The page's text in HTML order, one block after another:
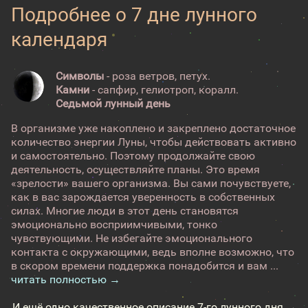
Подробнее о 7 дне лунного
календаря
Символы - роза ветров, петух.
Камни - сапфир, гелиотроп, коралл.
Седьмой лунный день
В организме уже накоплено и закреплено достаточное
количество энергии Луны, чтобы действовать активно
и самостоятельно. Поэтому продолжайте свою
деятельность, осуществляйте планы. Это время
«зрелости» вашего организма. Вы сами почувствуете,
как в вас зарождается уверенность в собственных
силах. Многие люди в этот день становятся
эмоционально восприимчивыми, тонко
чувствующими. Не избегайте эмоционального
контакта с окружающими, ведь вполне возможно, что
в скором времени поддержка понадобится и вам ...
читать полностью →